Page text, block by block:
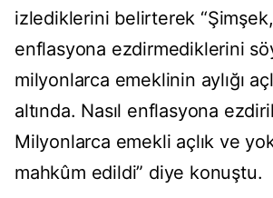
izlediklerini belirterek
enflasyona ezdirmediklerini
milyonlarca emeklinin aylığı
altında. Nasıl enflasyona
Milyonlarca emekli açlık ve
mahkûm edildi” diye konuştu.